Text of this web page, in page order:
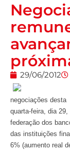
29/06/2012
negociações desta
quarta-feira, dia
federação dos
das instituições
6% (aumento real